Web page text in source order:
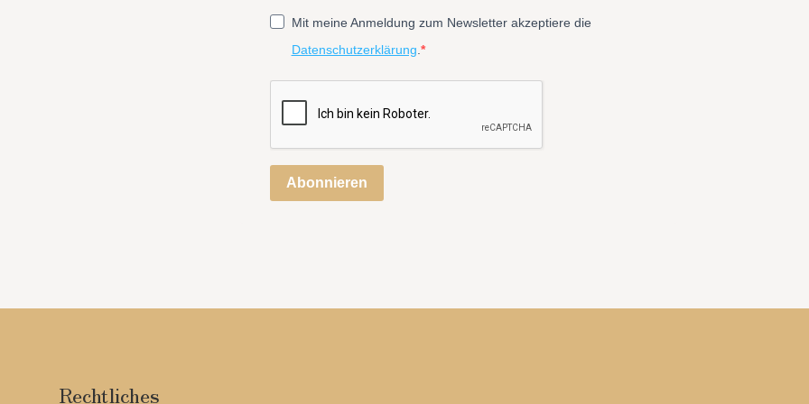
Mit meine Anmeldung zum Newsletter akzeptiere die
Datenschutzerklärung
Abonnieren
Rechtliches